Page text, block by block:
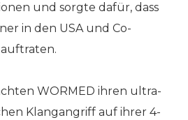
und sorgte dafür, dass
in den USA und Co-
WORMED ihren ultra-
Klangangriff auf ihrer 4-